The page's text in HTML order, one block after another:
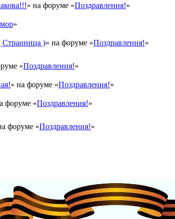
» на форуме «Поздравления!»
»
)» на форуме «Поздравления!»
«Поздравления!»
» на форуме «Поздравления!»
форуме «Поздравления!»
форуме «Поздравления!»